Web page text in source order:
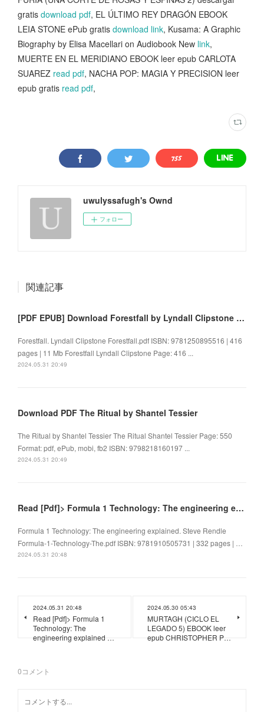
gratis download pdf, EL ÚLTIMO REY DRAGÓN EBOOK
LEIA STONE ePub gratis download link, Kusama: A Graphic
Biography by Elisa Macellari on Audiobook New link,
MUERTE EN EL MERIDIANO EBOOK leer epub CARLOTA
SUAREZ read pdf, NACHA POP: MAGIA Y PRECISION leer
epub gratis read pdf,
uwulyssafugh's Ownd
フォロー
関連記事
[PDF EPUB] Download Forestfall by Lyndall Clipstone Full Book
Forestfall. Lyndall Clipstone Forestfall.pdf ISBN: 9781250895516 | 416
pages | 11 Mb Forestfall Lyndall Clipstone Page: 416 ...
2024.05.31 20:49
Download PDF The Ritual by Shantel Tessier
The Ritual by Shantel Tessier The Ritual Shantel Tessier Page: 550
Format: pdf, ePub, mobi, fb2 ISBN: 9798218160197 ...
2024.05.31 20:49
Read [Pdf]> Formula 1 Technology: The engineering explained by Steve Rendle
Formula 1 Technology: The engineering explained. Steve Rendle
Formula-1-Technology-The.pdf ISBN: 9781910505731 | 332 pages | …
2024.05.31 20:48
2024.05.31 20:48
Read [Pdf]> Formula 1
Technology: The
engineering explained …
2024.05.30 05:43
MURTAGH (CICLO EL
LEGADO 5) EBOOK leer
epub CHRISTOPHER P…
0コメント